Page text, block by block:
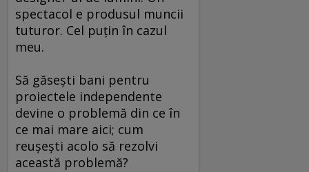
spectacol e produsul muncii
tuturor. Cel puţin în cazul
meu.
Să găseşti bani pentru
proiectele independente
devine o problemă din ce în
ce mai mare aici; cum
reuşeşti acolo să rezolvi
această problemă?